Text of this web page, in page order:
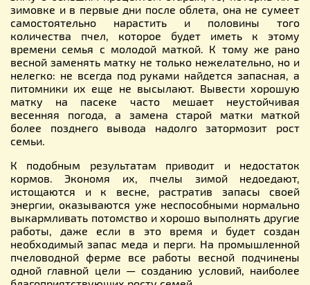
зимовке и в первые дни после облета, она не сумеет
самостоятельно нарастить и половины того
количества пчел, которое будет иметь к этому
времени семья с молодой маткой. К тому же рано
весной заменять матку не только нежелательно, но и
нелегко: не всегда под руками найдется запасная, а
питомники их еще не высылают. Вывести хорошую
матку на пасеке часто мешает неустойчивая
весенняя погода, а замена старой матки маткой
более позднего вывода надолго затормозит рост
семьи.
К подобным результатам приводит и недостаток
кормов. Экономя их, пчелы зимой недоедают,
истощаются и к весне, растратив запасы своей
энергии, оказываются уже неспособными нормально
выкармливать потомство и хорошо выполнять другие
работы, даже если в это время и будет создан
необходимый запас меда и перги. На промышленной
пчеловодной ферме все работы весной подчинены
одной главной цели — созданию условий, наиболее